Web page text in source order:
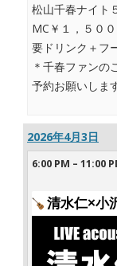
松山千春ナイ
MC￥１，５０
要ドリンク＋フ
＊千春ファンの
予約お願いしま
2026年4月3日
6:00 PM – 11:00
清水仁×小